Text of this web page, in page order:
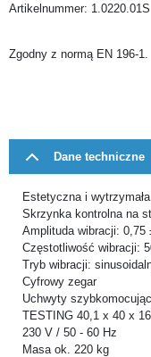
Artikelnummer: 1.0220.01S
Zgodny z normą EN 196-1.
Dane techniczne
Estetyczna i
Skrzynka kontrolna na
Amplituda wibracji: 0,75
Częstotliwość wibracji:
Tryb wibracji:
Cyfrowy zegar
Uchwyty
TESTING 40,1 x 40 x
230 V / 50 - 60 Hz
Masa ok. 220 kg